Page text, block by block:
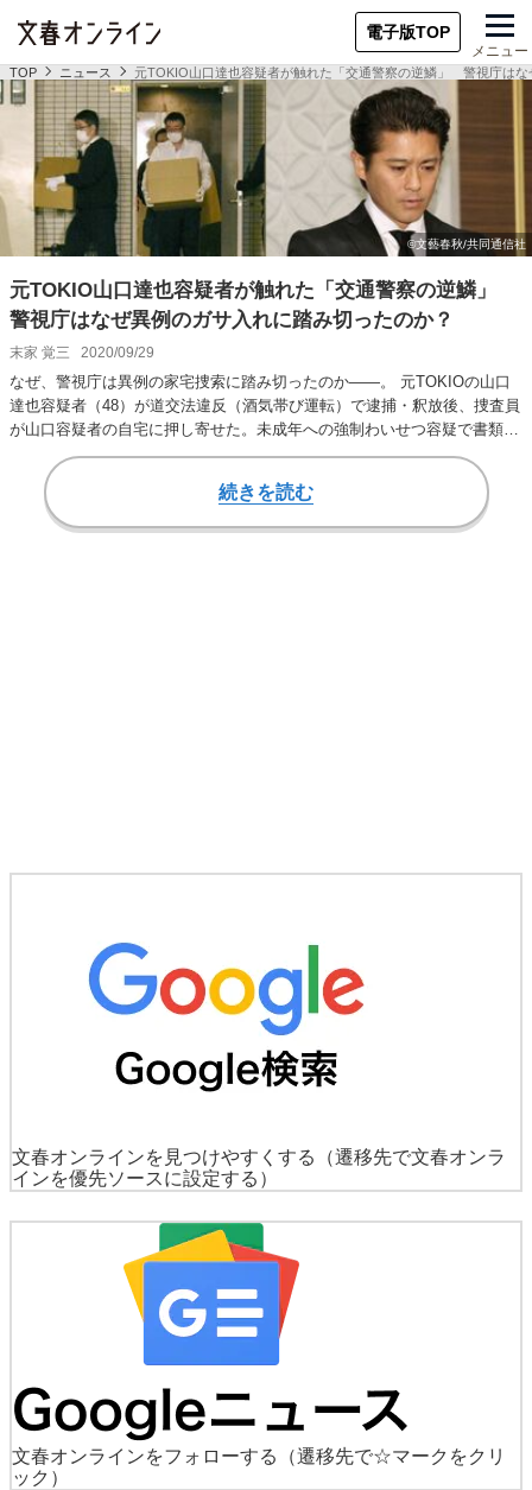
電子版TOP
メニュー
TOP ニュース 元TOKIO山口達也容疑者が触れた「交通警察の逆鱗」 警視庁は
元TOKIO山口達也容疑者が触れた「交通警察の逆鱗」
警視庁はなぜ異例のガサ入れに踏み切ったのか？
末家 覚三 2020/09/29
なぜ、警視庁は異例の家宅捜索に踏み切ったのか——。 元TOKIOの山口
達也容疑者（48）が道交法違反（酒気帯び運転）で逮捕・釈放後、捜査員
が山口容疑者の自宅に押し寄せた。未成年への強制わいせつ容疑で書類送
検後、TO…
続きを読む
文春オンラインを見つけやすくする
（遷移先で文春オンラ
インを優先ソースに設定する）
文春オンラインをフォローする
（遷移先で☆マークをクリ
ック）